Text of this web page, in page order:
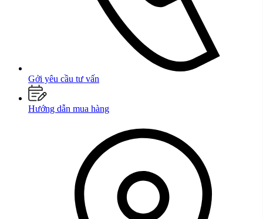
Gởi yêu cầu tư vấn
Hướng dẫn mua hàng